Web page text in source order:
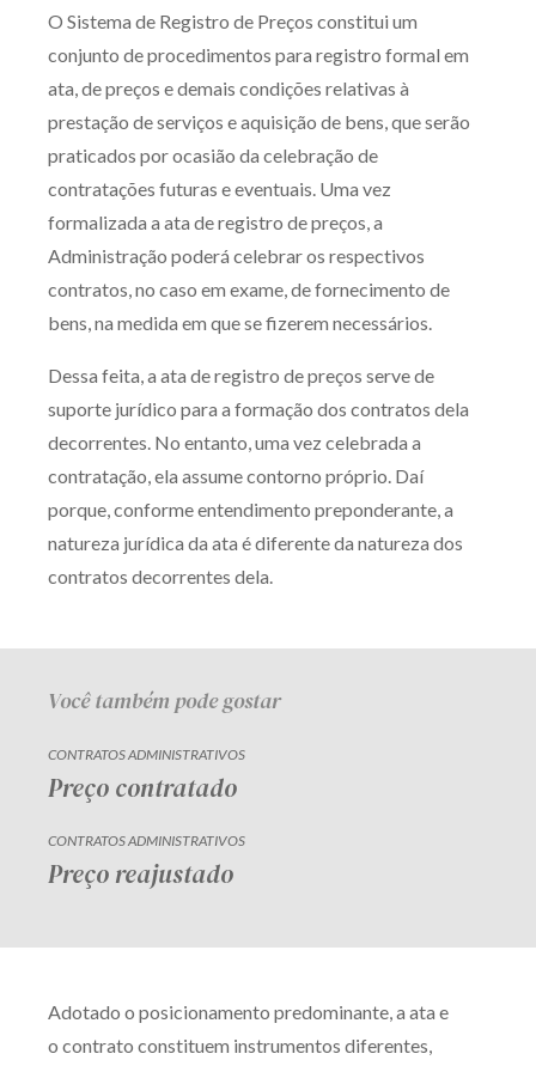
Av. Sete de Setembro, 4698
Batel Curitiba/PR CEP80240-000
Telefone (41) 2109-8666
Whatsapp (41) 98881-6616
O Sistema de Registro de Preços constitui um
conjunto de procedimentos para registro formal em
ata, de preços e demais condições relativas à
prestação de serviços e aquisição de bens, que serão
praticados por ocasião da celebração de
contratações futuras e eventuais. Uma vez
formalizada a ata de registro de preços, a
Administração poderá celebrar os respectivos
contratos, no caso em exame, de fornecimento de
bens, na medida em que se fizerem necessários.
Dessa feita, a ata de registro de preços serve de
suporte jurídico para a formação dos contratos dela
decorrentes. No entanto, uma vez celebrada a
contratação, ela assume contorno próprio. Daí
porque, conforme entendimento preponderante, a
natureza jurídica da ata é diferente da natureza dos
contratos decorrentes dela.
Você também pode gostar
CONTRATOS ADMINISTRATIVOS
Preço contratado
CONTRATOS ADMINISTRATIVOS
Preço reajustado
Adotado o posicionamento predominante, a ata e
o contrato constituem instrumentos diferentes,